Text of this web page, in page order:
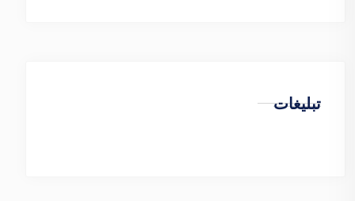
تبلیغات